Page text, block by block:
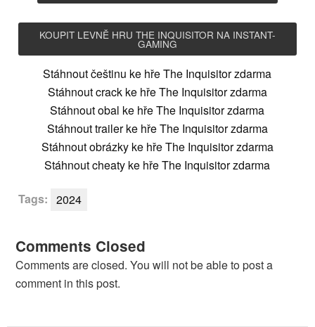
KOUPIT LEVNĚ HRU THE INQUISITOR NA INSTANT-
GAMING
Stáhnout češtinu ke hře The Inquisitor zdarma
Stáhnout crack ke hře The Inquisitor zdarma
Stáhnout obal ke hře The Inquisitor zdarma
Stáhnout trailer ke hře The Inquisitor zdarma
Stáhnout obrázky ke hře The Inquisitor zdarma
Stáhnout cheaty ke hře The Inquisitor zdarma
Tags: 2024
Comments Closed
Comments are closed. You will not be able to post a
comment in this post.